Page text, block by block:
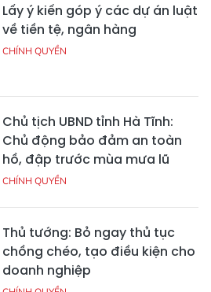
Lấy ý kiến góp ý các dự án luật
về tiền tệ, ngân hàng
CHÍNH QUYỀN
Chủ tịch UBND tỉnh Hà Tĩnh:
Chủ động bảo đảm an toàn
hồ, đập trước mùa mưa lũ
CHÍNH QUYỀN
Thủ tướng: Bỏ ngay thủ tục
chồng chéo, tạo điều kiện cho
doanh nghiệp